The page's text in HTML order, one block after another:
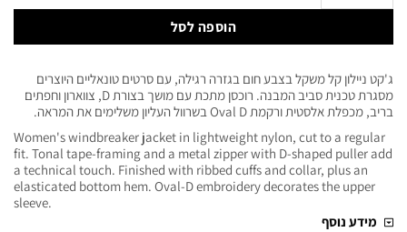
הוספה לסל
ג'קט ניילון קל משקל בצבע חום בגזרה רגילה, עם סרטים טונאליים היוצרים
מסגרת טכנית סביב המבנה. רוכסן מתכת עם מושך בצורת D, צווארון וחפתים
בריב, מכפלת אלסטית ורקמת Oval D בשרוול העליון משלימים את המראה.
Women's windbreaker jacket in lightweight nylon, cut to a regular
fit. Tonal tape-framing and a metal zipper with D-shaped puller add
a technical touch. Finished with ribbed cuffs and collar, plus an
elasticated bottom hem. Oval-D embroidery decorates the upper
sleeve.
מידע נוסף